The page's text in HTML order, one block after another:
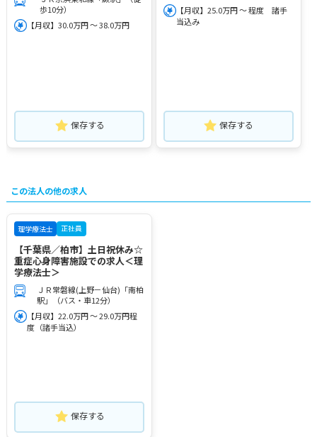
歩10分）
【月収】30.0万円 ～ 38.0万円
保存する
【月収】25.0万円 ～ 程度 諸手
当込み
保存する
この法人の他の求人
理学療法士 正社員
【千葉県／柏市】土日祝休み☆
重症心身障害施設での求人＜理
学療法士＞
ＪＲ常磐線(上野－仙台)「南柏
駅」（バス・車12分）
【月収】22.0万円 ～ 29.0万円程
度（諸手当込）
保存する